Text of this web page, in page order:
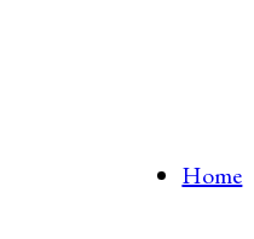
Home